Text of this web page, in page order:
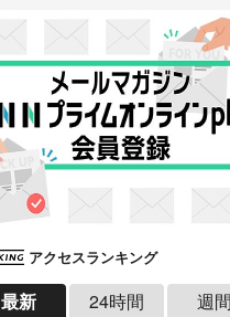
アクセスランキング
最新 24時間 週間